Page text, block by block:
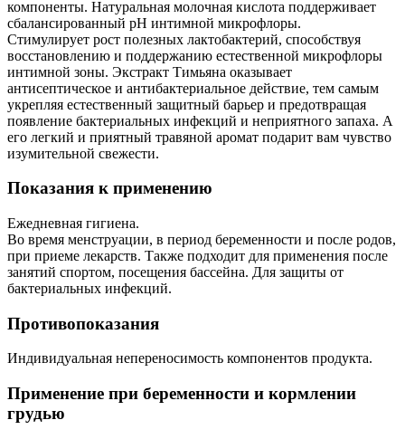
компоненты. Натуральная молочная кислота поддерживает
сбалансированный pH интимной микрофлоры.
Стимулирует рост полезных лактобактерий, способствуя
восстановлению и поддержанию естественной микрофлоры
интимной зоны. Экстракт Тимьяна оказывает
антисептическое и антибактериальное действие, тем самым
укрепляя естественный защитный барьер и предотвращая
появление бактериальных инфекций и неприятного запаха. А
его легкий и приятный травяной аромат подарит вам чувство
изумительной свежести.
Показания к применению
Ежедневная гигиена.
Во время менструации, в период беременности и после родов,
при приеме лекарств. Также подходит для применения после
занятий спортом, посещения бассейна. Для защиты от
бактериальных инфекций.
Противопоказания
Индивидуальная непереносимость компонентов продукта.
Применение при беременности и кормлении
грудью